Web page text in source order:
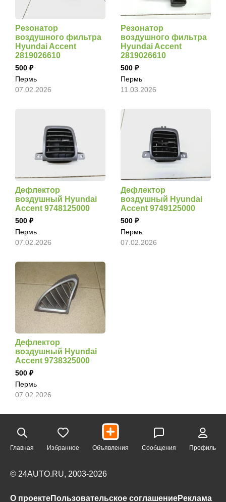
Резонатор
воздушного фильтра
Hyundai Accent
2819026610
500
Пермь
07.02.2026
Резонатор
воздушного фильтра
Hyundai Accent
2819026610
500
Пермь
11.03.2026
Дефлектор
воздушный Hyundai
Accent 9748125000
500
Пермь
07.02.2026
Дефлектор
воздушный Hyundai
Accent 9749125000
500
Пермь
07.02.2026
Дефлектор
воздушный Hyundai
Accent 9738325000
500
Пермь
07.02.2026
Главная Избранное Объявления Сообщения Профиль
© 24AUTO.RU, 2003-2026
О проектеПользовательское соглашениеРеклама